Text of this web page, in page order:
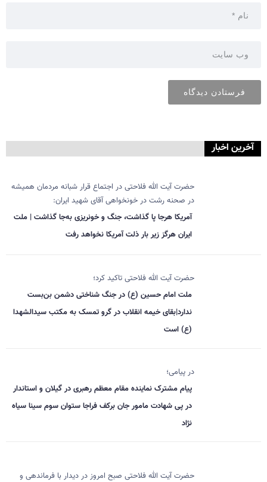
آخرین اخبار
حضرت آیت الله فلاحتی در اجتماع قرار شبانه مردمان همیشه
در صحنه رشت در خونخواهی آقای شهید ایران:
آمریکا هرجا پا گذاشت، جنگ و خونریزی به‌جا گذاشت | ملت
ایران هرگز زیر بار ذلت آمریکا نخواهد رفت
حضرت آیت الله فلاحتی تاکید کرد؛
ملت امام حسین (ع) در جنگ شناختی دشمن بن‌بست
ندارد|بقای خیمه انقلاب در گرو تمسک به مکتب سیدالشهدا
(ع) است
در پیامی؛
پیام مشترک نماینده مقام معظم رهبری در گیلان و استاندار
در پی شهادت مامور جان برکف فراجا ستوان سوم سینا سیاه
نژاد
حضرت آیت الله فلاحتی صبح امروز در دیدار با فرماندهی و